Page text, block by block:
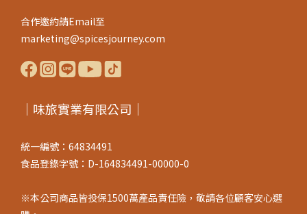
合作邀約請Email至
marketing@spicesjourney.com
｜味旅實業有限公司｜
統一編號：64834491
食品登錄字號：D-164834491-00000-0
※本公司商品皆投保1500萬產品責任險，敬請各位顧客安心選